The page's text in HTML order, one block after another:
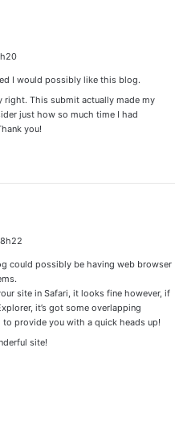
I would possibly like this blog.
right. This submit actually made my
just how so much time I had
you!
could possibly be having web browser
site in Safari, it looks fine however, if
it’s got some overlapping
to provide you with a quick heads up!
site!